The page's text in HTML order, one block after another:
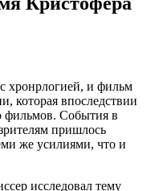
хронрлогией, и фильм
которая впоследствии
фильмов. События в
пришлось
же усилиями, что и
исследовал тему